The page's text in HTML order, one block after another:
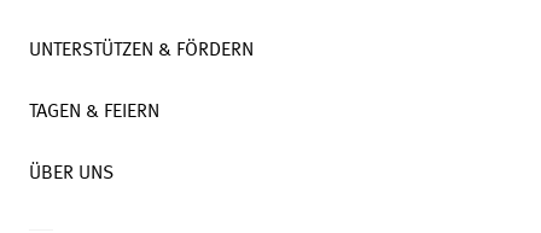
UNTERSTÜTZEN & FÖRDERN
TAGEN & FEIERN
ÜBER UNS